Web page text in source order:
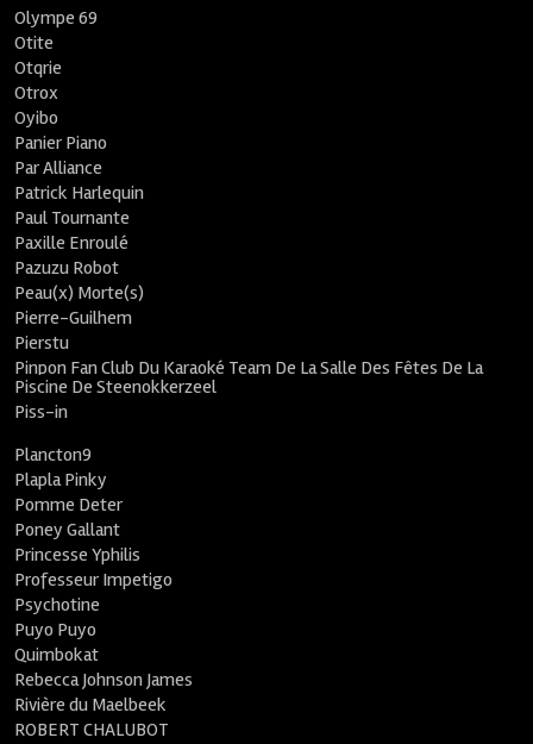
Olympe 69
Otite
Otqrie
Otrox
Oyibo
Panier Piano
Par Alliance
Patrick Harlequin
Paul Tournante
Paxille Enroulé
Pazuzu Robot
Peau(x) Morte(s)
Pierre-Guilhem
Pierstu
Pinpon Fan Club Du Karaoké Team De La Salle Des Fêtes De La
Piscine De Steenokkerzeel
Piss-in
Plancton9
Plapla Pinky
Pomme Deter
Poney Gallant
Princesse Yphilis
Professeur Impetigo
Psychotine
Puyo Puyo
Quimbokat
Rebecca Johnson James
Rivière du Maelbeek
ROBERT CHALUBOT